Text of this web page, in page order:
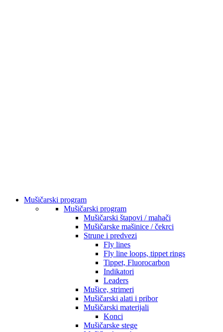
Mušičarski program
Mušičarski program
Mušičarski štapovi / mahači
Mušičarske mašinice / čekrci
Strune i predvezi
Fly lines
Fly line loops, tippet rings
Tippet, Fluorocarbon
Indikatori
Leaders
Mušice, strimeri
Mušičarski alati i pribor
Mušičarski materijali
Konci
Mušičarske stege